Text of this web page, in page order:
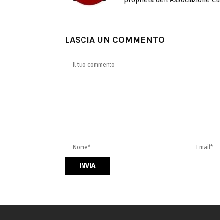
LASCIA UN COMMENTO